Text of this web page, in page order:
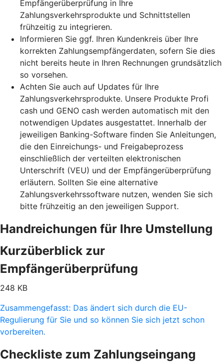
Empfängerüberprüfung in Ihre
Zahlungsverkehrsprodukte und Schnittstellen
frühzeitig zu integrieren.
Informieren Sie ggf. Ihren Kundenkreis über Ihre
korrekten Zahlungsempfängerdaten, sofern Sie dies
nicht bereits heute in Ihren Rechnungen grundsätzlich
so vorsehen.
Achten Sie auch auf Updates für Ihre
Zahlungsverkehrsprodukte. Unsere Produkte Profi
cash und GENO cash werden automatisch mit den
notwendigen Updates ausgestattet. Innerhalb der
jeweiligen Banking-Software finden Sie Anleitungen,
die den Einreichungs- und Freigabeprozess
einschließlich der verteilten elektronischen
Unterschrift (VEU) und der Empfängerüberprüfung
erläutern. Sollten Sie eine alternative
Zahlungsverkehrssoftware nutzen, wenden Sie sich
bitte frühzeitig an den jeweiligen Support.
Handreichungen für Ihre Umstellung
Kurzüberblick zur
Empfängerüberprüfung
248 KB
Zusammengefasst: Das ändert sich durch die EU-
Regulierung für Sie und so können Sie sich jetzt schon
vorbereiten.
Checkliste zum Zahlungseingang